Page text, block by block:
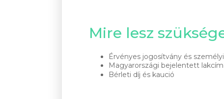
Mire lesz
Érvényes jogosítvány és
Magyarországi bejelentett lakcím
Bérleti díj és kaució